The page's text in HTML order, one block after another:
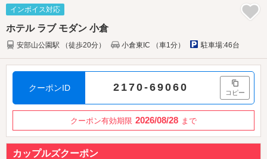
インボイス対応
ホテル ラブ モダン 小倉
安部山公園駅 （徒歩20分） 小倉東IC （車1分） 駐車場:46台
クーポンID 2170-69060 コピー
クーポン有効期限 2026/08/28 まで
カップルズクーポン